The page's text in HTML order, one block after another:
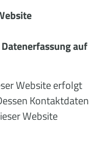
auf
Website erfolgt
Kontaktdaten
Website